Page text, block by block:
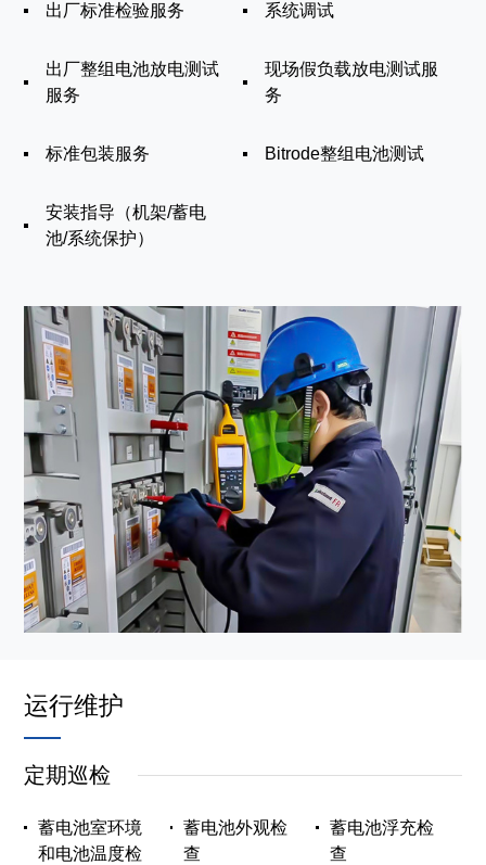
出厂标准检验服务 系统调试
出厂整组电池放电测试
服务
现场假负载放电测试服
务
标准包装服务 Bitrode整组电池测试
安装指导（机架/蓄电
池/系统保护）
运行维护
定期巡检
蓄电池室环境
和电池温度检
蓄电池外观检
查
蓄电池浮充检
查